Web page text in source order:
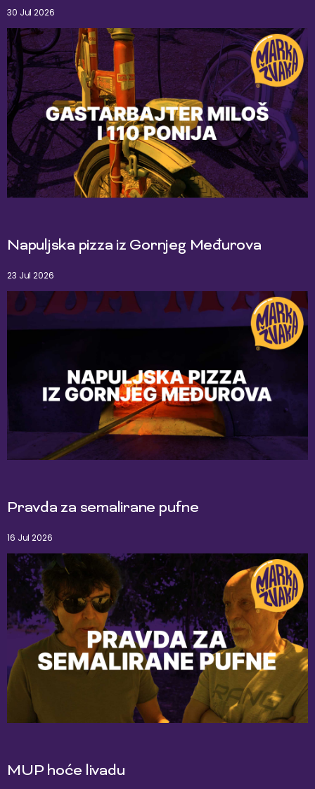
30 Jul 2026
Napuljska pizza iz Gornjeg Međurova
23 Jul 2026
Pravda za semalirane pufne
16 Jul 2026
MUP hoće livadu